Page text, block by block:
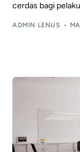
cerdas bagi
ADMIN LENUS